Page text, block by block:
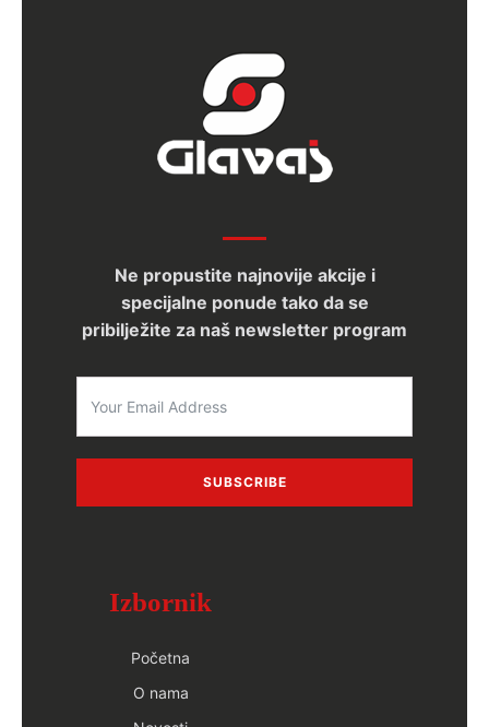
Ne propustite najnovije akcije i
specijalne ponude tako da se
pribilježite za naš newsletter program
SUBSCRIBE
Izbornik
Početna
O nama